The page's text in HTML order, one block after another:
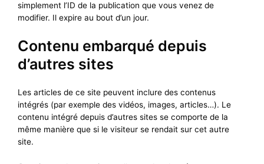
simplement l’ID de la publication que vous venez de
modifier. Il expire au bout d’un jour.
Contenu embarqué depuis
d’autres sites
Les articles de ce site peuvent inclure des contenus
intégrés (par exemple des vidéos, images, articles…). Le
contenu intégré depuis d’autres sites se comporte de la
même manière que si le visiteur se rendait sur cet autre
site.